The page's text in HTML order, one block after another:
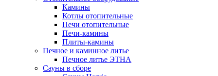
Камины
Котлы отопительные
Печи отопительные
Печи-камины
Плиты-камины
Печное и каминное литье
Печное литье ЭТНА
Сауны в сборе